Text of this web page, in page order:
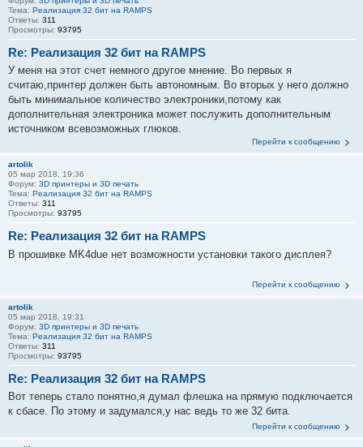
Тема: Реализация 32 бит на RAMPS
Ответы: 311
Просмотры: 93795
Re: Реализация 32 бит на RAMPS
У меня на этот счет немного другое мнение. Во первых я
считаю,принтер должен быть автономным. Во вторых у него должно
быть минимальное количество электроники,потому как
дополнительная электроника может послужить дополнительным
источником всевозможных глюков.
Перейти к сообщению
artolik
05 мар 2018, 19:36
Форум: 3D принтеры и 3D печать
Тема: Реализация 32 бит на RAMPS
Ответы: 311
Просмотры: 93795
Re: Реализация 32 бит на RAMPS
В прошивке MK4due нет возможности установки такого дисплея?
Перейти к сообщению
artolik
05 мар 2018, 19:31
Форум: 3D принтеры и 3D печать
Тема: Реализация 32 бит на RAMPS
Ответы: 311
Просмотры: 93795
Re: Реализация 32 бит на RAMPS
Вот теперь стало понятно,я думал флешка на прямую подключается
к сбасе. По этому и задумался,у нас ведь то же 32 бита.
Перейти к сообщению